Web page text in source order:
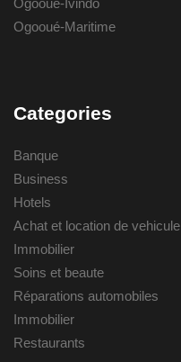
Ogooué-Ivindo
Ogooué-Maritime
Categories
Banque
Business
Hotels
Achat et location de vehicule
Immobilier
Soins et beaute
Réparations automobiles
Immobilier
Restaurants